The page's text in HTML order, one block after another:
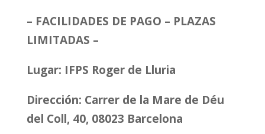
– FACILIDADES DE PAGO – PLAZAS
LIMITADAS –
Lugar: IFPS Roger de Lluria
Dirección: Carrer de la Mare de Déu
del Coll, 40, 08023 Barcelona